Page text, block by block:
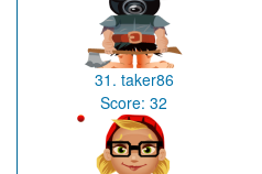
31. taker86
Score:32